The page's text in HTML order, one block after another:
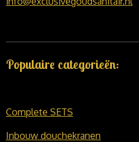
Populaire categorieën:
Complete SETS
Inbouw douchekranen